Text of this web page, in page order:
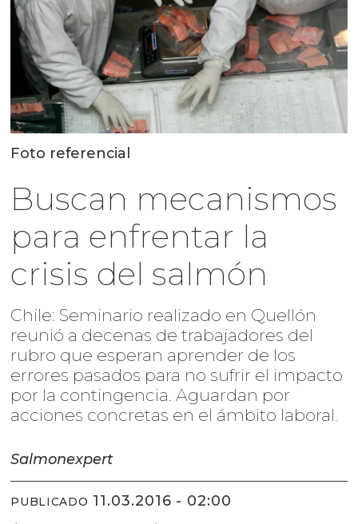
Foto referencial
Buscan mecanismos
para enfrentar la
crisis del salmón
Chile: Seminario realizado en Quellón
reunió a decenas de trabajadores del
rubro que esperan aprender de los
errores pasados para no sufrir el impacto
por la contingencia. Aguardan por
acciones concretas en el ámbito laboral.
Salmonexpert
PUBLICADO 11.03.2016 - 02:00